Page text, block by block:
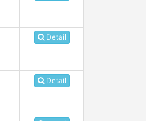
Detail
Detail